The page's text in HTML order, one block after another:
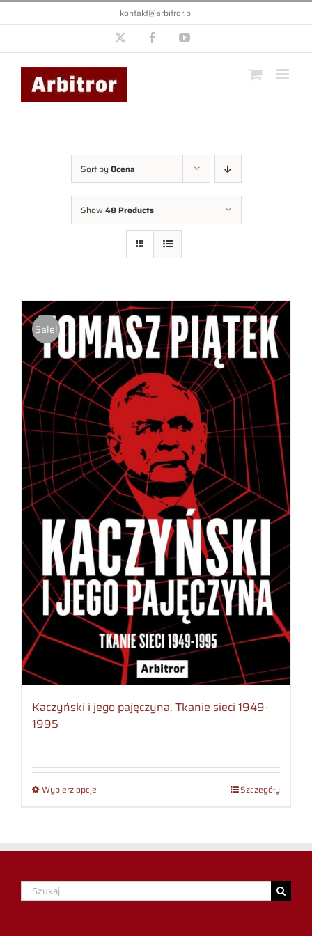
Przejdź
do
kontakt@arbitror.pl
FacebookYouTube
Sort byOcena
Show48 Products
Sale!
Kaczyński i jego pajęczyna. Tkanie sieci 1949-
1995
Wybierz opcje Szczegóły
Szukaj